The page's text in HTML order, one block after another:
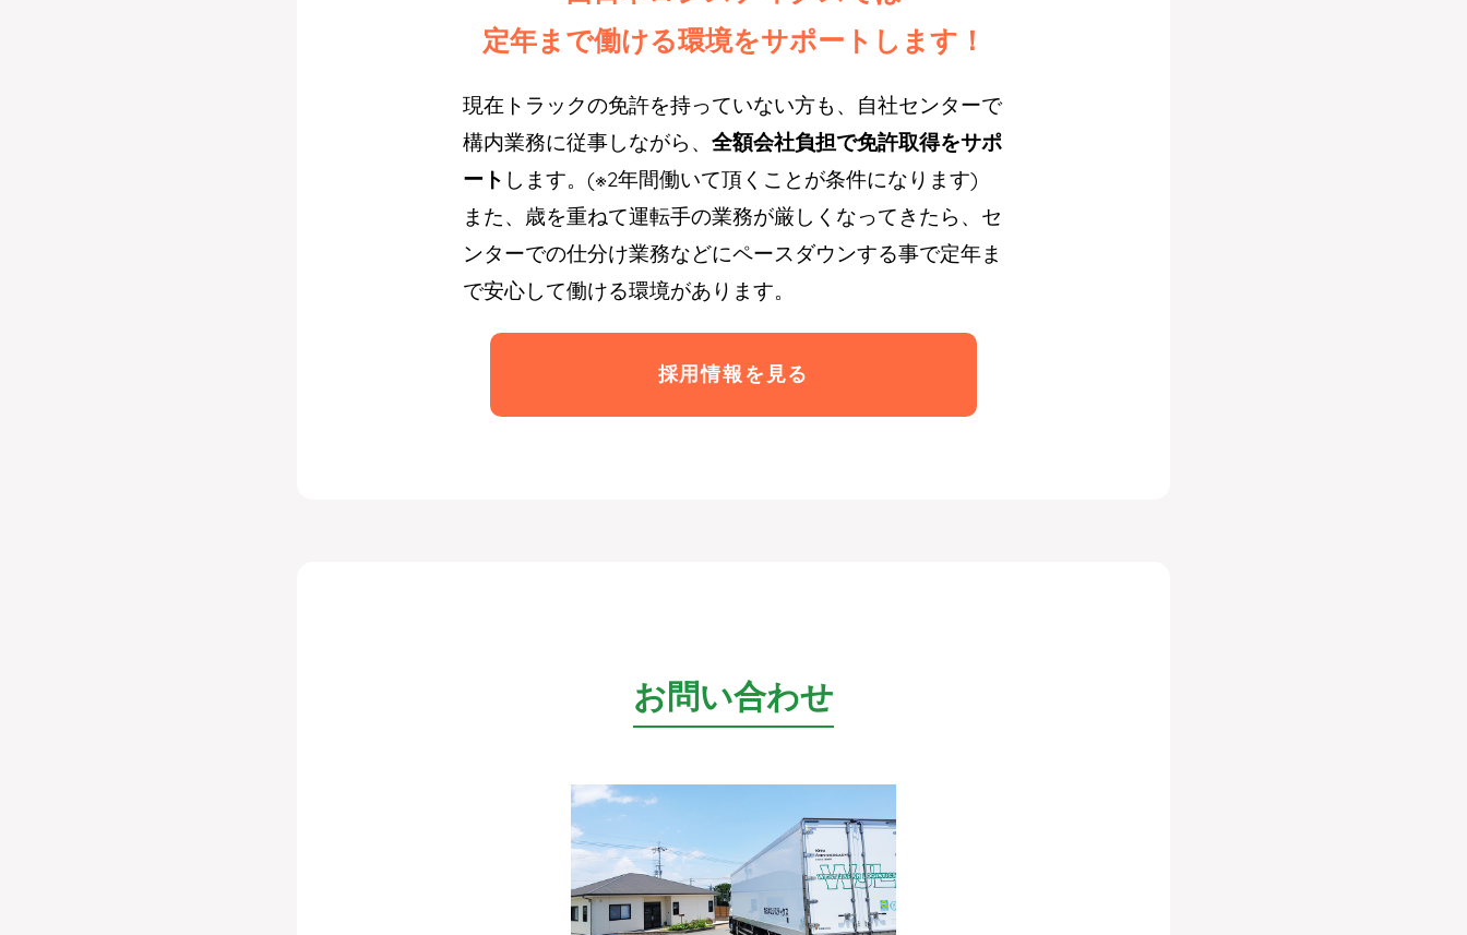
定年まで働ける環境をサポートします！
現在トラックの免許を持っていない方も、自社センターで
構内業務に従事しながら、 全額会社負担で免許取得をサポ
ート します。(※2年間働いて頂くことが条件になります)
また、歳を重ねて運転手の業務が厳しくなってきたら、セ
ンターでの仕分け業務などにペースダウンする事で定年ま
で安心して働ける環境があります。
採用情報を見る
お問い合わせ